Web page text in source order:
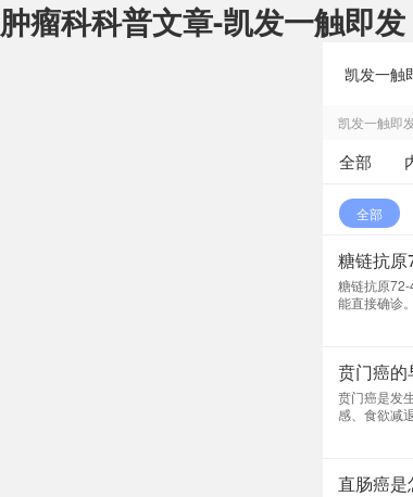
肿瘤科科普文章-凯发一触即发
凯发一触
凯发一触即
全部
皮肤性病科
全部
肿瘤综合
糖链抗
糖链抗原
能直接确诊。
贲门癌的
贲门癌是发
感、食欲减
直肠癌是